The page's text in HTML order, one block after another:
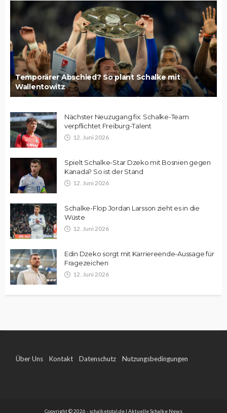
Temporärer Abschied? So plant Schalke mit
Wallentowitz
Nächster Neuzugang fix: Schalke-Team
verpflichtet Freiburg-Talent
12. Juni 2026
Spielt Schalke-Star Dzeko mit Bosnien gegen
Kanada? So ist der Stand
12. Juni 2026
Schalke-Flop Jordan Larsson zieht es in die
Wüste
12. Juni 2026
Edin Dzeko sorgt mit Karriereende-Aussage für
Fragezeichen
12. Juni 2026
Über Uns Kontakt Datenschutz Nutzungsbedingungen
Copyright © 2026 - schalketotal.de | Aktuelle Schalke News